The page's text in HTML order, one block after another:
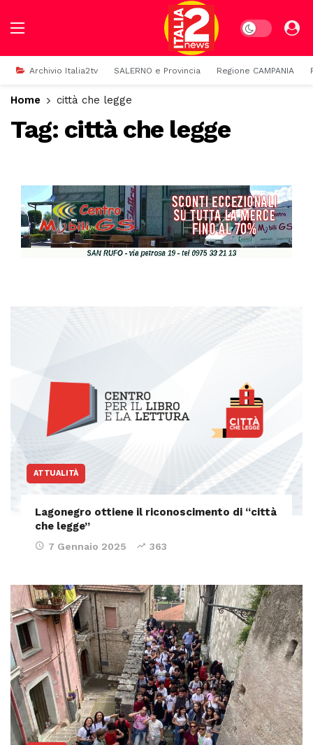
Dark mode
Archivio Italia2tv SALERNO e Provincia Regione CAMPANIA
Home città che legge
Tag: città che legge
ATTUALITÀ
Lagonegro ottiene il riconoscimento di “città
che legge”
7 Gennaio 2025 363